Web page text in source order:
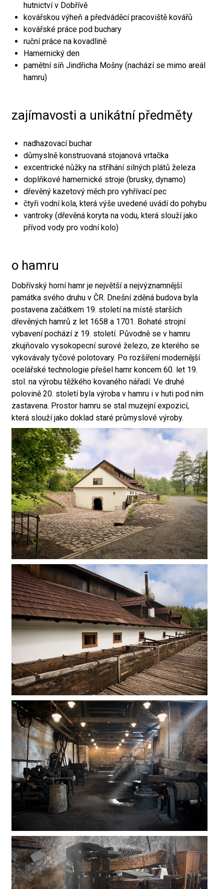
hutnictví v Dobřívě
kovářskou výheň a předváděcí pracoviště kovářů
kovářské práce pod buchary
ruční práce na kovadlině
Hamernický den
pamětní síň Jindřicha Mošny (nachází se mimo areál
hamru)
zajímavosti a unikátní předměty
nadhazovací buchar
důmyslně konstruovaná stojanová vrtačka
excentrické nůžky na stříhání silných plátů železa
doplňkové hamernické stroje (brusky, dynamo)
dřevěný kazetový měch pro vyhřívací pec
čtyři vodní kola, která výše uvedené uvádí do pohybu
vantroky (dřevěná koryta na vodu, která slouží jako
přívod vody pro vodní kolo)
o hamru
Dobřívský horní hamr je největší a nejvýznamnější
památka svého druhu v ČR. Dnešní zděná budova byla
postavena začátkem 19. století na místě starších
dřevěných hamrů z let 1658 a 1701. Bohaté strojní
vybavení pochází z 19. století. Původně se v hamru
zkujňovalo vysokopecní surové železo, ze kterého se
vykovávaly tyčové polotovary. Po rozšíření modernější
ocelářské technologie přešel hamr koncem 60. let 19.
stol. na výrobu těžkého kovaného nářadí. Ve druhé
polovině 20. století byla výroba v hamru i v huti pod ním
zastavena. Prostor hamru se stal muzejní expozicí,
která slouží jako doklad staré průmyslové výroby.